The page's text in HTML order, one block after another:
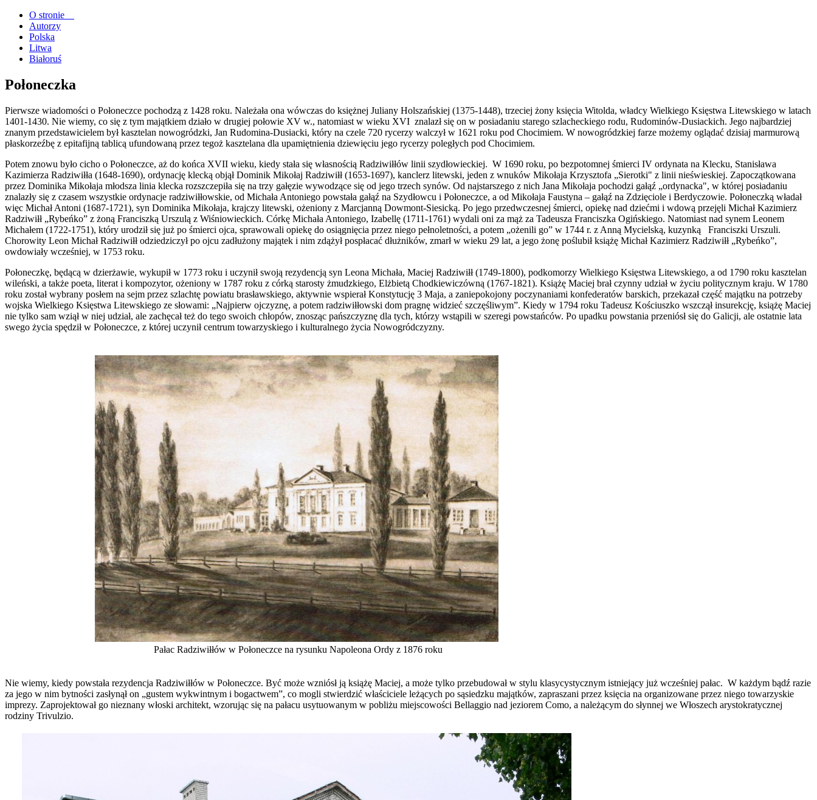
O stronie
Autorzy
Polska
Litwa
Białoruś
Połoneczka
Pierwsze wiadomości o Połoneczce pochodzą z 1428 roku. Należała ona wówczas do księżnej Juliany Holszańskiej (1375-1448), trzeciej żony księcia Witolda, władcy Wielkiego Księstwa Litewskiego w latach
1401-1430. Nie wiemy, co się z tym majątkiem działo w drugiej połowie XV w., natomiast w wieku XVI znalazł się on w posiadaniu starego szlacheckiego rodu, Rudominów-Dusiackich. Jego najbardziej
znanym przedstawicielem był kasztelan nowogródzki, Jan Rudomina-Dusiacki, który na czele 720 rycerzy walczył w 1621 roku pod Chocimiem. W nowogródzkiej farze możemy oglądać dzisiaj marmurową
płaskorzeźbę z epitafijną tablicą ufundowaną przez tegoż kasztelana dla upamiętnienia dziewięciu jego rycerzy poległych pod Chocimiem.
Potem znowu było cicho o Połoneczce, aż do końca XVII wieku, kiedy stała się własnością Radziwiłłów linii szydłowieckiej. W 1690 roku, po bezpotomnej śmierci IV ordynata na Klecku, Stanisława
Kazimierza Radziwiłła (1648-1690), ordynację klecką objął Dominik Mikołaj Radziwiłł (1653-1697), kanclerz litewski, jeden z wnuków Mikołaja Krzysztofa „Sierotki" z linii nieświeskiej. Zapoczątkowana
przez Dominika Mikołaja młodsza linia klecka rozszczepiła się na trzy gałęzie wywodzące się od jego trzech synów. Od najstarszego z nich Jana Mikołaja pochodzi gałąź „ordynacka", w której posiadaniu
znalazły się z czasem wszystkie ordynacje radziwiłłowskie, od Michała Antoniego powstała gałąź na Szydłowcu i Połoneczce, a od Mikołaja Faustyna – gałąź na Zdzięciole i Berdyczowie. Połoneczką władał
więc Michał Antoni (1687-1721), syn Dominika Mikołaja, krajczy litewski, ożeniony z Marcjanną Dowmont-Siesicką. Po jego przedwczesnej śmierci, opiekę nad dziećmi i wdową przejęli Michał Kazimierz
Radziwiłł „Rybeńko” z żoną Franciszką Urszulą z Wiśniowieckich. Córkę Michała Antoniego, Izabellę (1711-1761) wydali oni za mąż za Tadeusza Franciszka Ogińskiego. Natomiast nad synem Leonem
Michałem (1722-1751), który urodził się już po śmierci ojca, sprawowali opiekę do osiągnięcia przez niego pełnoletności, a potem „ożenili go” w 1744 r. z Anną Mycielską, kuzynką Franciszki Urszuli.
Chorowity Leon Michał Radziwiłł odziedziczył po ojcu zadłużony majątek i nim zdążył pospłacać dłużników, zmarł w wieku 29 lat, a jego żonę poślubił książę Michał Kazimierz Radziwiłł „Rybeńko”,
owdowiały wcześniej, w 1753 roku.
Połoneczkę, będącą w dzierżawie, wykupił w 1773 roku i uczynił swoją rezydencją syn Leona Michała, Maciej Radziwiłł (1749-1800), podkomorzy Wielkiego Księstwa Litewskiego, a od 1790 roku kasztelan
wileński, a także poeta, literat i kompozytor, ożeniony w 1787 roku z córką starosty żmudzkiego, Elżbietą Chodkiewiczówną (1767-1821). Książę Maciej brał czynny udział w życiu politycznym kraju. W 1780
roku został wybrany posłem na sejm przez szlachtę powiatu brasławskiego, aktywnie wspierał Konstytucję 3 Maja, a zaniepokojony poczynaniami konfederatów barskich, przekazał część majątku na potrzeby
wojska Wielkiego Księstwa Litewskiego ze słowami: „Najpierw ojczyznę, a potem radziwiłłowski dom pragnę widzieć szczęśliwym”. Kiedy w 1794 roku Tadeusz Kościuszko wszczął insurekcję, książę Maciej
nie tylko sam wziął w niej udział, ale zachęcał też do tego swoich chłopów, znosząc pańszczyznę dla tych, którzy wstąpili w szeregi powstańców. Po upadku powstania przeniósł się do Galicji, ale ostatnie lata
swego życia spędził w Połoneczce, z której uczynił centrum towarzyskiego i kulturalnego życia Nowogródczyzny.
Pałac Radziwiłłów w Połoneczce na rysunku Napoleona Ordy z 1876 roku
Nie wiemy, kiedy powstała rezydencja Radziwiłłów w Połoneczce. Być może wzniósł ją książę Maciej, a może tylko przebudował w stylu klasycystycznym istniejący już wcześniej pałac. W każdym bądź razie
za jego w nim bytności zasłynął on „gustem wykwintnym i bogactwem”, co mogli stwierdzić właściciele leżących po sąsiedzku majątków, zapraszani przez księcia na organizowane przez niego towarzyskie
imprezy. Zaprojektował go nieznany włoski architekt, wzorując się na pałacu usytuowanym w pobliżu miejscowości Bellaggio nad jeziorem Como, a należącym do słynnej we Włoszech arystokratycznej
rodziny Trivulzio.